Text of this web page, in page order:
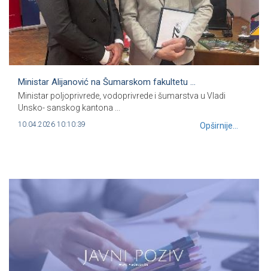
Ministar Alijanović na Šumarskom fakultetu ...
Ministar poljoprivrede, vodoprivrede i šumarstva u Vladi
Unsko- sanskog kantona ...
10.04.2026 10:10:39 Opširnije...